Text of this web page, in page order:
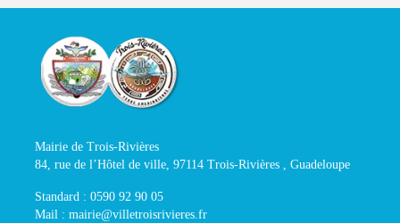
Mairie de Trois-Rivières
84, rue de l’Hôtel de ville, 97114 Trois-Rivières , Guadeloupe
Standard : 0590 92 90 05
Mail : mairie@villetroisrivieres.fr